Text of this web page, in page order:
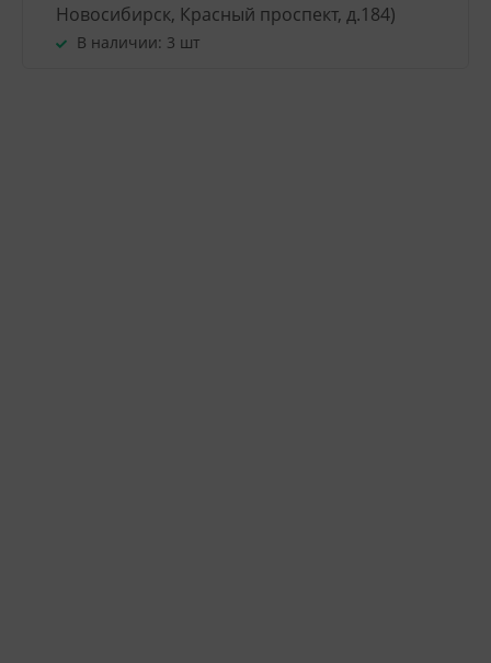
Новосибирск, Красный проспект, д.184)
В наличии: 3 шт